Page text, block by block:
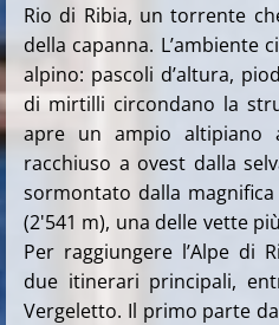
Rio di Ribia, un torrente
della capanna. L’ambiente
alpino: pascoli d’altura,
di mirtilli circondano la
apre un ampio altipiano
racchiuso a ovest dalla
sormontato dalla
(2'541 m), una delle vette
Per raggiungere l’Alpe di
due itinerari principali,
Vergeletto. Il primo parte